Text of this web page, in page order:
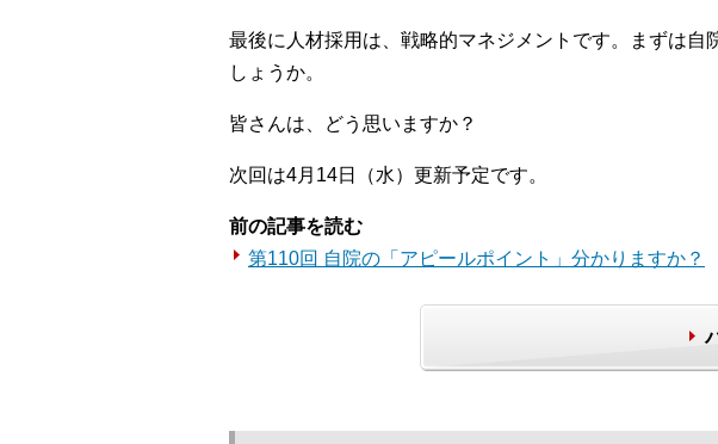
最後に人材採用は、戦略的マネジメントです。まずは
しょうか。
皆さんは、どう思いますか？
次回は4月14日（水）更新予定です。
前の記事を読む
第110回 自院の「アピールポイント」分かりますか？